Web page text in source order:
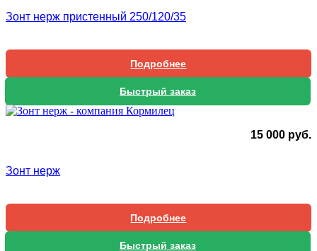
Зонт нерж пристенный 250/120/35
Подробнее
Быстрый заказ
15 000 руб.
Зонт нерж
Подробнее
Быстрый заказ